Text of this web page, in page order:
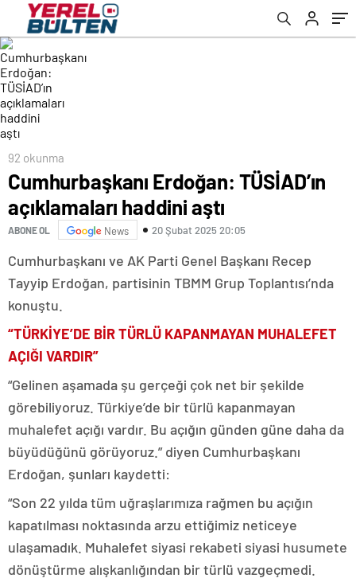
92 okunma
Cumhurbaşkanı Erdoğan: TÜSİAD’ın
açıklamaları haddini aştı
ABONE OL News 20 Şubat 2025 20:05
Cumhurbaşkanı ve AK Parti Genel Başkanı Recep
Tayyip Erdoğan, partisinin TBMM Grup Toplantısı’nda
konuştu.
“TÜRKİYE’DE BİR TÜRLÜ KAPANMAYAN MUHALEFET
AÇIĞI VARDIR”
“Gelinen aşamada şu gerçeği çok net bir şekilde
görebiliyoruz. Türkiye’de bir türlü kapanmayan
muhalefet açığı vardır. Bu açığın günden güne daha da
büyüdüğünü görüyoruz.” diyen Cumhurbaşkanı
Erdoğan, şunları kaydetti:
“Son 22 yılda tüm uğraşlarımıza rağmen bu açığın
kapatılması noktasında arzu ettiğimiz neticeye
ulaşamadık. Muhalefet siyasi rekabeti siyasi husumete
dönüştürme alışkanlığından bir türlü vazgeçmedi.